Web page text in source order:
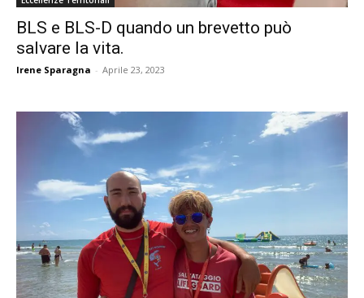
BLS e BLS-D quando un brevetto può
salvare la vita.
Irene Sparagna - Aprile 23, 2023